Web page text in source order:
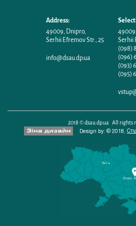
Address:
49009, Dnipro,
Serhii Efremov Str., 25
info@dsau.dp.ua
49009
Serhii
(098)
(096)
(093)
(095)
2018 © dsau.dp.ua All rights
Design by: © 2018,